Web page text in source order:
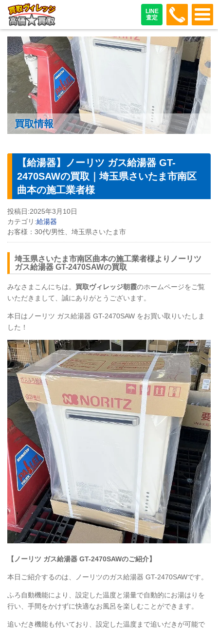
LINE
査定
048-
買取情報
【給湯器】ノーリツ ガス給湯器 GT-
2470SAWの買取｜埼玉県さいたま市南区
曲本の施工業者様
投稿日:2025年3月10日
カテゴリ:給湯器
お客様： 30代/男性、埼玉県さいたま市
埼玉県さいたま市南区曲本の施工業者様よりノーリツ
ガス給湯器 GT-2470SAWの買取
みなさまこんにちは。 買取ヴィレッジ朝霞のホームページをご覧
いただきまして、誠にありがとうございます。
本日はノーリツ ガス給湯器 GT-2470SAW をお買い取りいたしま
した！
【ノーリツ ガス給湯器 GT-2470SAWのご紹介】
本日ご紹介するのは、ノーリツのガス給湯器 GT-2470SAWです。
ふろ自動機能により、設定した温度と湯量で自動的にお湯はりを
行い、手間をかけずに快適なお風呂を楽しむことができます。
追いだき機能も付いており、設定した温度まで追いだきが可能で